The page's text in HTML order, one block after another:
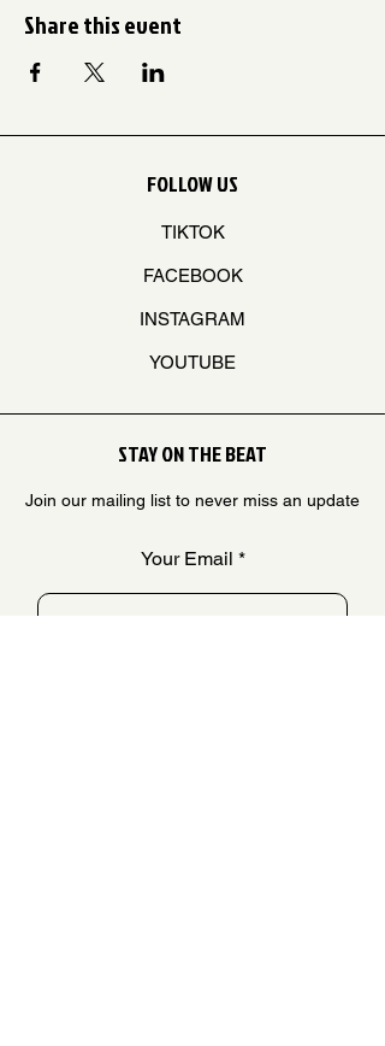
Share this event
FOLLOW US
TIKTOK
FACEBOOK
INSTAGRAM
YOUTUBE
STAY ON THE BEAT
Join our mailing list to never miss an update
Your Email